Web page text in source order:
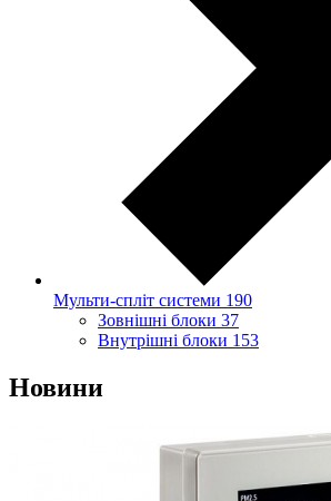
Мульти-спліт системи 190
Зовнішні блоки 37
Внутрішні блоки 153
Новини